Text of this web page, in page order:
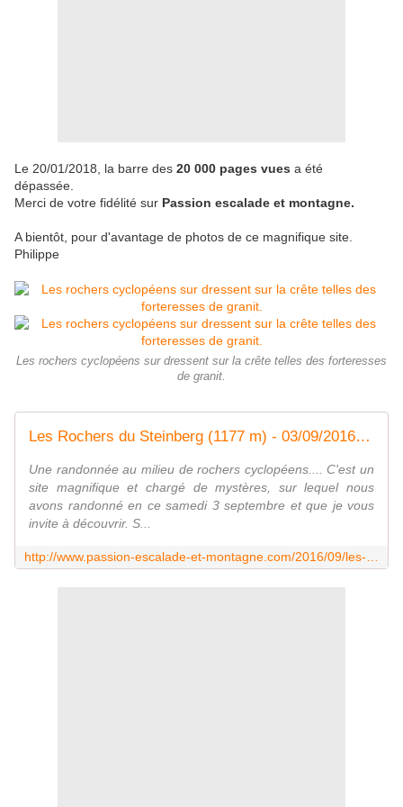
Le 20/01/2018, la barre des 20 000 pages vues a été
dépassée.
Merci de votre fidélité sur Passion escalade et montagne.
A bientôt, pour d'avantage de photos de ce magnifique site.
Philippe
Les rochers cyclopéens sur dressent sur la crête telles des forteresses
de granit.
Les Rochers du Steinberg (1177 m) - 03/09/2016 - Passion Escalade et Montagne
Une randonnée au milieu de rochers cyclopéens.... C'est un
site magnifique et chargé de mystères, sur lequel nous
avons randonné en ce samedi 3 septembre et que je vous
invite à découvrir. S...